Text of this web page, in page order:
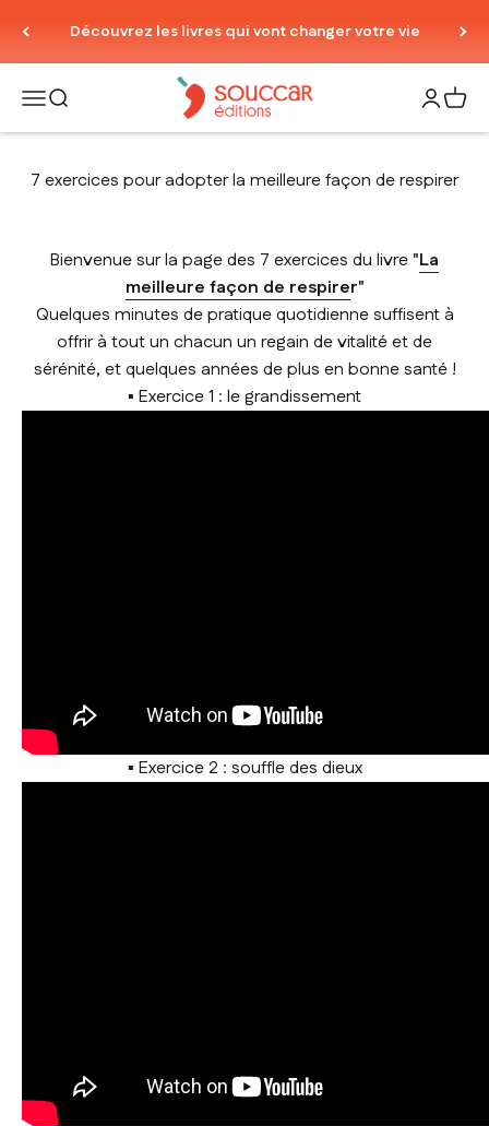
Découvrez les livres qui vont changer votre vie
Ouvrir la navigation
Ouvrir la rechercheThierry Souccar Editions Ouvrir
Voir
7 exercices pour adopter la meilleure façon de respirer
Bienvenue sur la page des 7 exercices du livre"La
meilleure façon de respirer"
Quelques minutes de pratique quotidienne suffisent à
offrir à tout un chacun un regain de vitalité et de
sérénité, et quelques années de plus en bonne santé !
▪ Exercice 1 : le grandissement
▪ Exercice 2 : souffle des dieux